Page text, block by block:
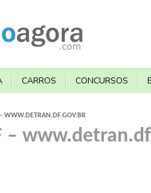
CARROS CONCURSOS
WWW.DETRAN.DF.GOV.BR
–